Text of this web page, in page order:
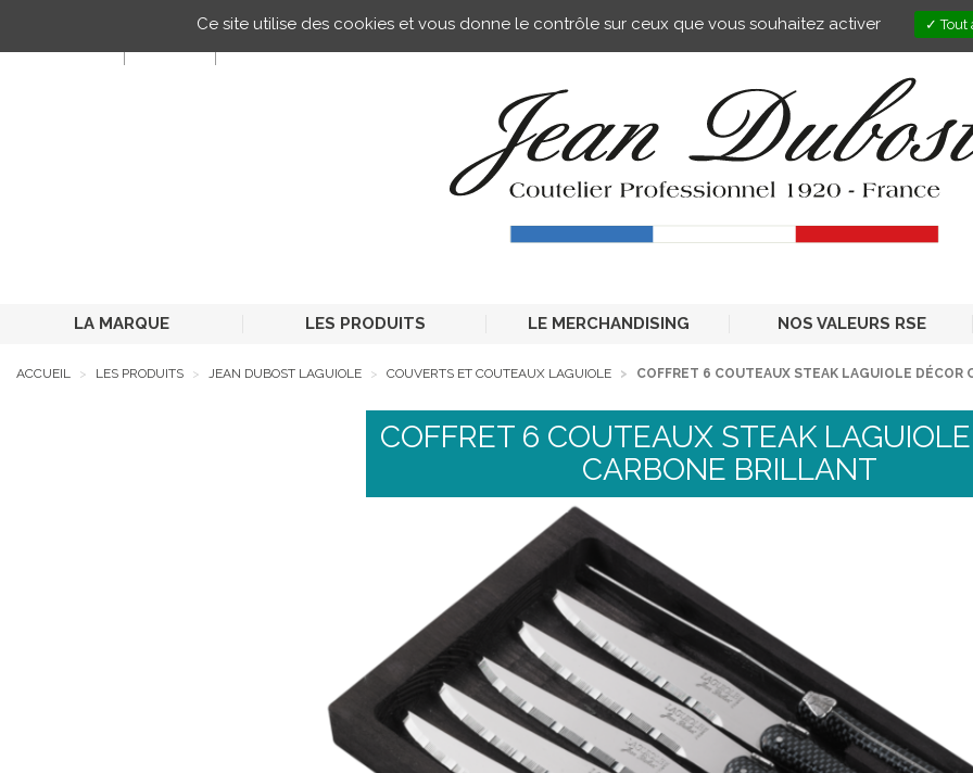
LA MARQUE LES PRODUITS LE MERCHANDISING NOS VALEURS RSE
ACCUEIL LES PRODUITS JEAN DUBOST LAGUIOLE COUVERTS ET COUTEAUX LAGUIOLE COFFRET 6 COUTEAUX STEAK LAGUIOLE DÉCOR
COFFRET 6 COUTEAUX STEAK
CARBONE BRILLANT
Ce site utilise des cookies et vous donne le contrôle sur ceux que vous souhaitez activer Tout